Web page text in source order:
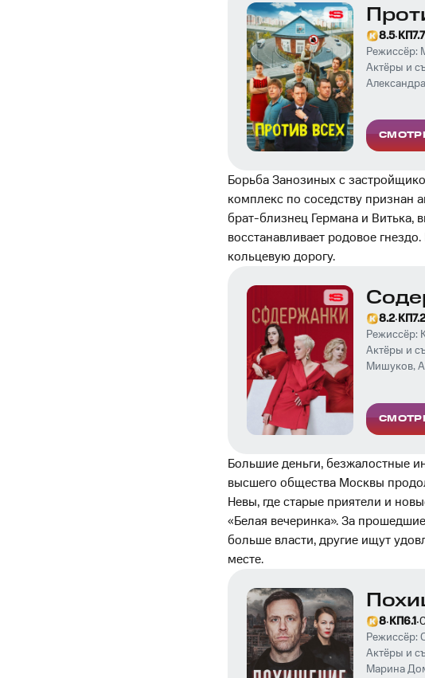
8.5·КП7.7
Режиссёр:
Актёры и
Борьба Занозиных с
комплекс по соседству
брат-близнец Германа и
восстанавливает родовое
кольцевую дорогу.
8.2·КП7.2
Режиссёр:
Актёры и
Мишуков,
Александр
Большие деньги, безжалостные
высшего общества Москвы
Невы, где старые приятели и
«Белая вечеринка». За
больше власти, другие ищут
месте.
8·КП6.1·
Режиссёр:
Актёры и
Марина